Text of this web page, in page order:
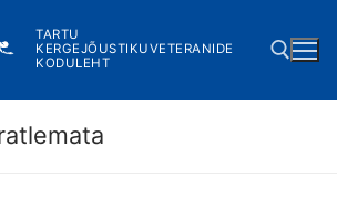
TARTU
KERGEJÕUSTIKUVETERANIDE
KODULEHT
Search for: